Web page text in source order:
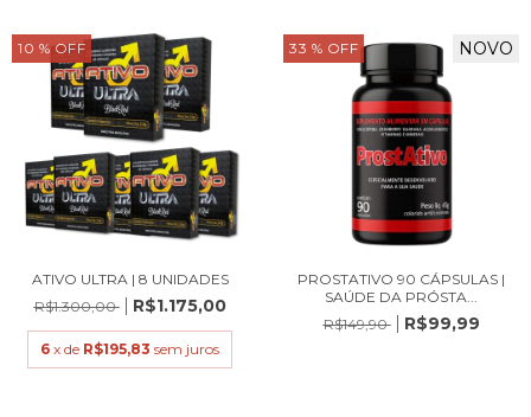
10 % OFF
ATIVO ULTRA | 8 UNIDADES
R$1.300,00
R$1.175,00
6 x de R$195,83 sem juros
33 % OFF NOVO
PROSTATIVO 90 CÁPSULAS |
SAÚDE DA PRÓSTA...
R$149,90
R$99,99